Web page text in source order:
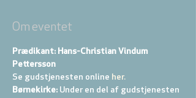
Om eventet
Prædikant: Hans-Christian Vindum
Pettersson
Se gudstjenesten online her.
Børnekirke: Under en del af gudstjenesten